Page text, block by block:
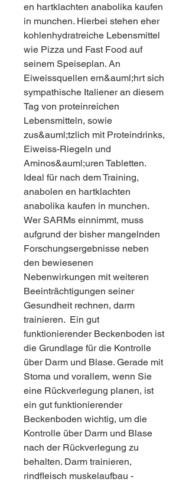
en hartklachten anabolika kaufen
in munchen. Hierbei stehen eher
kohlenhydratreiche Lebensmittel
wie Pizza und Fast Food auf
seinem Speiseplan. An
Eiweissquellen ern&auml;hrt sich
sympathische Italiener an diesem
Tag von proteinreichen
Lebensmitteln, sowie
zus&auml;tzlich mit Proteindrinks,
Eiweiss-Riegeln und
Aminos&auml;uren Tabletten.
Ideal für nach dem Training,
anabolen en hartklachten
anabolika kaufen in munchen.
Wer SARMs einnimmt, muss
aufgrund der bisher mangelnden
Forschungsergebnisse neben
den bewiesenen
Nebenwirkungen mit weiteren
Beeinträchtigungen seiner
Gesundheit rechnen, darm
trainieren.  Ein gut
funktionierender Beckenboden ist
die Grundlage für die Kontrolle
über Darm und Blase. Gerade mit
Stoma und vorallem, wenn Sie
eine Rückverlegung planen, ist
ein gut funktionierender
Beckenboden wichtig, um die
Kontrolle über Darm und Blase
nach der Rückverlegung zu
behalten. Darm trainieren,
rindfleisch muskelaufbau -